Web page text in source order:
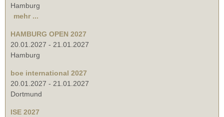
Hamburg
mehr ...
HAMBURG OPEN 2027
20.01.2027 - 21.01.2027
Hamburg
boe international 2027
20.01.2027 - 21.01.2027
Dortmund
ISE 2027